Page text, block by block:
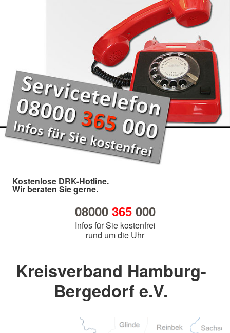
Kostenlose DRK-Hotline.
Wir beraten Sie gerne.
08000 365000
Infos für Sie kostenfrei
rund um die Uhr
Kreisverband Hamburg-
Bergedorf e.V.